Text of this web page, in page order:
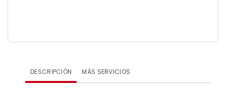
DESCRIPCIÓN MÁS SERVICIOS